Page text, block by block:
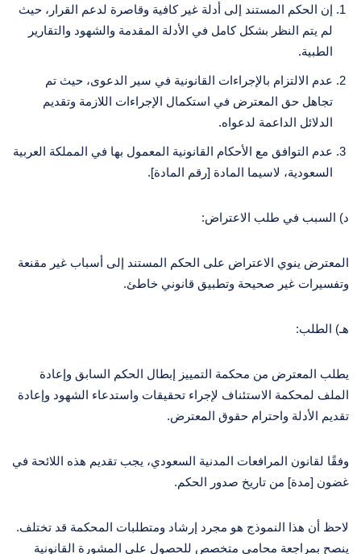
إن الحكم المستند إلى أدلة غير كافية وقاصرة لدعم القرار، حيث
لم يتم النظر بشكل كامل في الأدلة المقدمة والشهود والتقارير
الطبية.
عدم الالتزام بالإجراءات القانونية في سير الدعوى، حيث تم
تجاهل حق المعترض في استكمال الإجراءات اللازمة وتقديم
الدلائل الداعمة لدعواه.
عدم التوافق مع الأحكام القانونية المعمول بها في المملكة العربية
السعودية، لاسيما المادة [رقم المادة].
د) السبب في طلب الاعتراض:
المعترض ينوي الاعتراض على الحكم المستند إلى أسباب غير مقنعة
وتفسيرات غير صحيحة وتطبيق قانوني خاطئ.
هـ) الطلب:
يطلب المعترض من محكمة التمييز إبطال الحكم السابق وإعادة
الملف لمحكمة الاستئناف لإجراء تحقيقات واستدعاء الشهود وإعادة
تقديم الأدلة واحترام حقوق المعترض.
وفقًا لقانون المرافعات المدنية السعودي، يجب تقديم هذه اللائحة في
غضون [مدة] من تاريخ صدور الحكم.
لاحظ أن هذا النموذج هو مجرد إرشاد ومتطلبات المحكمة قد تختلف.
ينصح بمراجعة محامي متخصص للحصول على المشورة القانونية